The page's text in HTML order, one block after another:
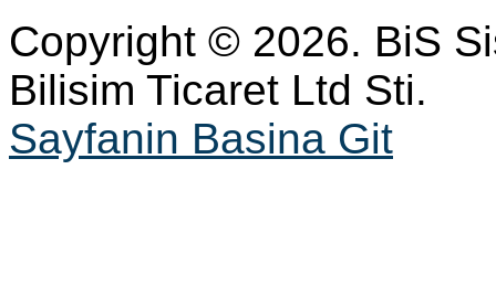
Copyright © 2026. BiS
Bilisim Ticaret Ltd Sti.
Sayfanin Basina Git